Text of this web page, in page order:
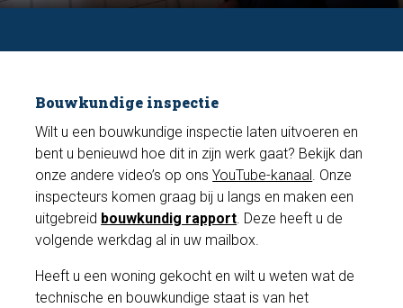
P
M
S
n
g
E
Bouwkundige inspectie
Wilt u een bouwkundige inspectie laten uitvoeren en
bent u benieuwd hoe dit in zijn werk gaat? Bekijk dan
onze andere video’s op onsYouTube-kanaal . Onze
inspecteurs komen graag bij u langs en maken een
uitgebreid bouwkundig rapport. Deze heeft u de
volgende werkdag al in uw mailbox.
Heeft u een woning gekocht en wilt u weten wat de
technische en bouwkundige staat is van het